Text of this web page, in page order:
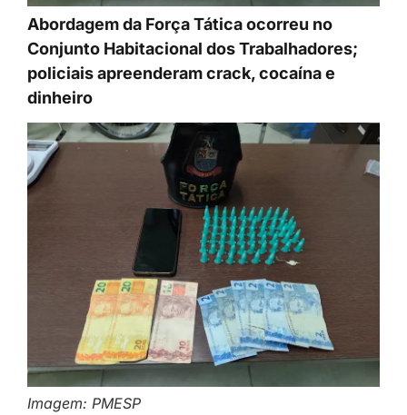
Abordagem da Força Tática ocorreu no
Conjunto Habitacional dos Trabalhadores;
policiais apreenderam crack, cocaína e
dinheiro
Imagem: PMESP